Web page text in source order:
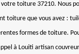
toiture 37210. Nous
toiture que vous avez :
formes de toiture.
à Louiti artisan